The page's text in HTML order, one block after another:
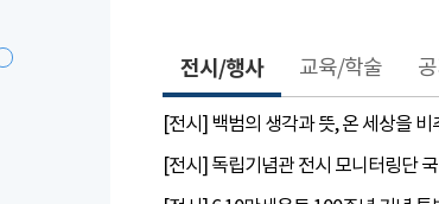
전시/행사
[전시] 백범의 생각과 뜻, 온 세상을 비
[전시] 독립기념관 전시 모니터링단
교육/학술